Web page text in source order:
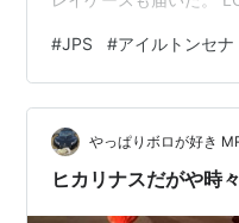
生！ LOTUS RENAULT
いかない箇所も今迄有
ろカウルを装着するの
#JPS #アイルトンセナ
やっぱりボロが好き
ヒカリナスだがや時